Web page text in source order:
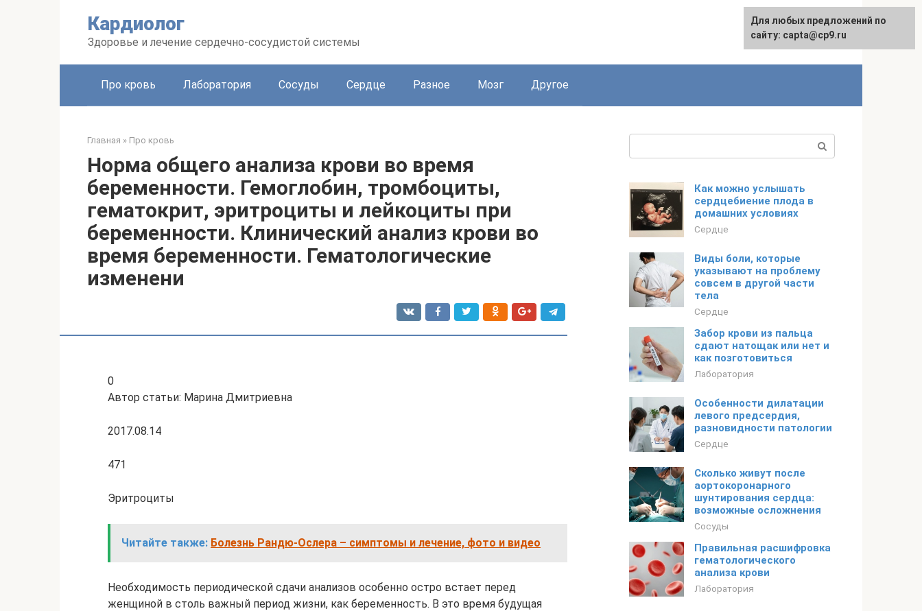
Кардиолог
Здоровье и лечение сердечно-сосудистой системы
Про кровь Лаборатория Сосуды Сердце Разное Мозг Другое
Главная » Про кровь
Норма общего анализа крови во время
беременности. Гемоглобин, тромбоциты,
гематокрит, эритроциты и лейкоциты при
беременности. Клинический анализ крови во
время беременности. Гематологические
изменени
0
Автор статьи: Марина Дмитриевна
2017.08.14
471
Эритроциты
Читайте также: Болезнь Рандю-Ослера – симптомы и лечение, фото и видео
Необходимость периодической сдачи анализов особенно остро встает перед
женщиной в столь важный период жизни, как беременность. В это время будущая
Как можно услышать
сердцебиение плода в
домашних условиях
Сердце
Виды боли, которые
указывают на проблему
совсем в другой части
тела
Сердце
Забор крови из пальца
сдают натощак или нет и
как позготовиться
Лаборатория
Особенности дилатации
левого предсердия,
разновидности патологии
Сердце
Сколько живут после
аортокоронарного
шунтирования сердца:
возможные осложнения
Сосуды
Правильная расшифровка
гематологического
анализа крови
Лаборатория
Для любых предложений по
сайту: capta@cp9.ru